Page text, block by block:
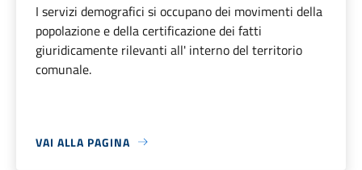
I servizi demografici si occupano dei movimenti della
popolazione e della certificazione dei fatti
giuridicamente rilevanti all' interno del territorio
comunale.
VAI ALLA PAGINA